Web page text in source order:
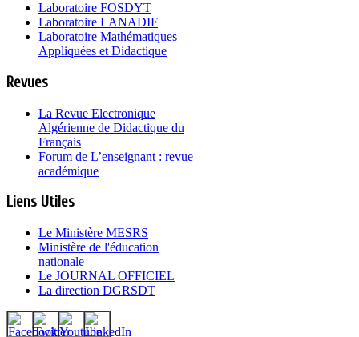
Laboratoire FOSDYT
Laboratoire LANADIF
Laboratoire Mathématiques
Appliquées et Didactique
Revues
La Revue Electronique
Algérienne de Didactique du
Français
Forum de L’enseignant : revue
académique
Liens Utiles
Le Ministère MESRS
Ministère de l'éducation
nationale
Le JOURNAL OFFICIEL
La direction DGRSDT